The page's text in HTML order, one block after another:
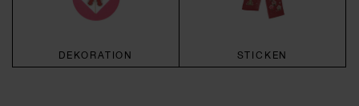
DEKORATION STICKEN